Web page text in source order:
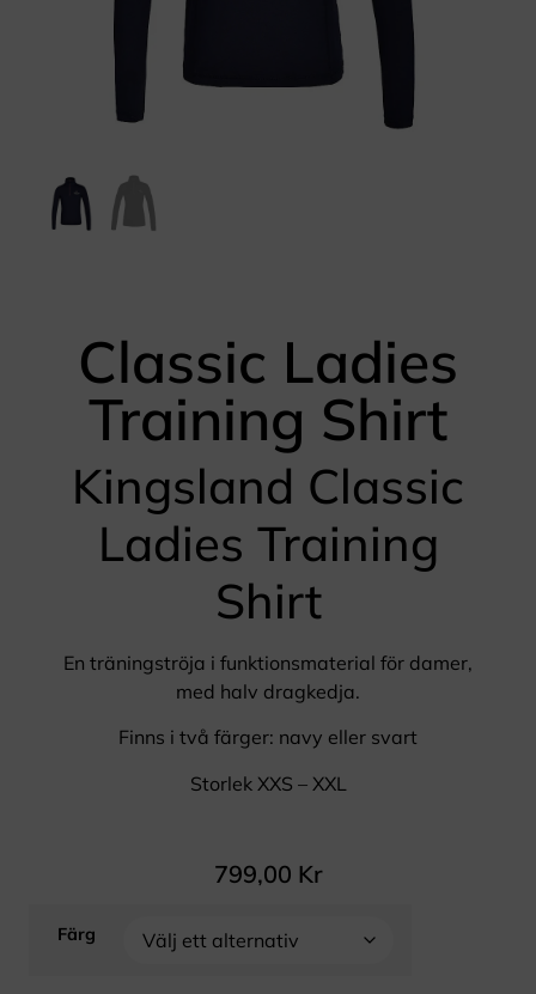
Classic Ladies
Training Shirt
Kingsland Classic
Ladies Training
Shirt
En träningströja i funktionsmaterial för damer,
med halv dragkedja.
Finns i två färger: navy eller svart
Storlek XXS – XXL
799,00 Kr
Färg